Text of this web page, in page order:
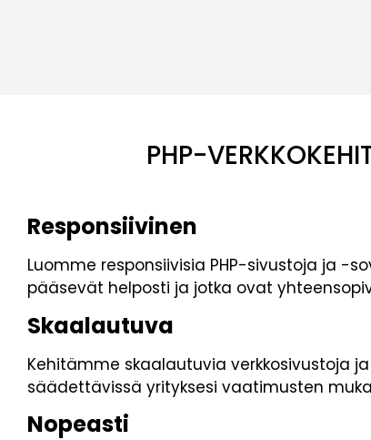
PHP-
Responsiivinen
Luomme responsiivisia PHP-sivustoja ja -
pääsevät helposti ja jotka ovat
Skaalautuva
Kehitämme skaalautuvia verkkosivustoja
säädettävissä yrityksesi vaatimusten
Nopeasti